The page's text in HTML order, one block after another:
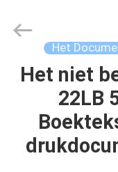
THUIS
PRODUCTEN
BMPAPER
CO.,LTD.
Het
Het niet
22LB